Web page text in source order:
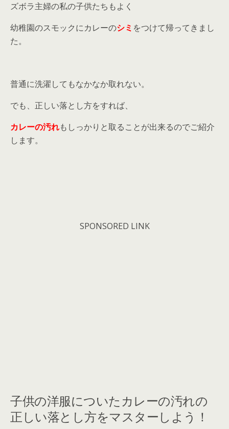
ズボラ主婦の私の子供たちもよく
幼稚園のスモックにカレーのシミ をつけて帰ってきまし
た。
普通に洗濯してもなかなか取れない。
でも、正しい落とし方をすれば、
カレーの汚れもしっかりと取ることが出来るのでご紹介
します。
SPONSORED LINK
子供の洋服についたカレーの汚れの
正しい落とし方をマスターしよう！